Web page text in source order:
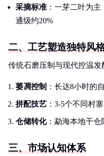
采摘标准 ：一芽二叶为
通级约20%
二、工艺塑造独特风
传统石磨压制与现代控温发
萎凋控制 ：长达8小时的
拼配技艺 ：3-5个不同村
仓储转化：勐海本地干仓
三、市场认知体系